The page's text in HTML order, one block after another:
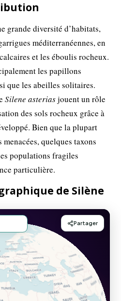
grande diversité d’habitats,
méditerranéennes, en
et les éboulis rocheux.
les papillons
que les abeilles solitaires.
Silene asteriasjouent un rôle
des sols rocheux grâce à
Bien que la plupart
menacées, quelques taxons
populations fragiles
particulière.
de Silène